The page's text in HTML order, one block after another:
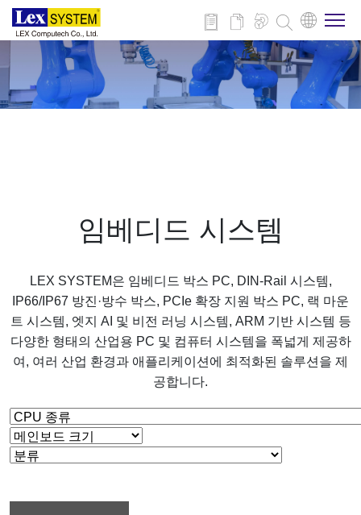
회사 소개
연락처
임베디드 시스템
LEX SYSTEM은 임베디드 박스 PC, DIN-Rail 시스템,
IP66/IP67 방진·방수 박스, PCIe 확장 지원 박스 PC, 랙 마운
트 시스템, 엣지 AI 및 비전 러닝 시스템, ARM 기반 시스템 등
다양한 형태의 산업용 PC 및 컴퓨터 시스템을 폭넓게 제공하
여, 여러 산업 환경과 애플리케이션에 최적화된 솔루션을 제
공합니다.